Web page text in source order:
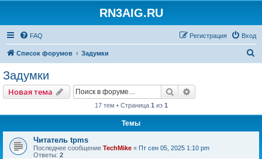
RN3AIG.RU
FAQ Вход
Регистрация
Список форумов Задумки
Задумки
Новая тема Поиск
17 тем • Страница 1 из 1
Темы
Читатель tpms
Последнее сообщение TechMike « Пт сен 05, 2025 1:10 pm
Ответы: 2